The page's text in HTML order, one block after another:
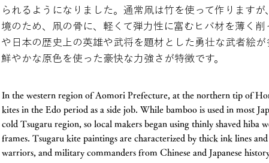
られるようになりました。通常凧は竹を使って作ります
境のため、凧の骨に、軽くて弾力性に富むヒバ材を薄く
や日本の歴史上の英雄や武将を題材とした勇壮な武者絵
鮮やかな原色を使った豪快な力強さが特徴です。
In the western region of Aomori Prefecture, at the northern tip of
kites in the Edo period as a side job. While bamboo is used in most
cold Tsugaru region, so local makers began using thinly shaved
frames. Tsugaru kite paintings are characterized by thick ink lines
warriors, and military commanders from Chinese and Japanese